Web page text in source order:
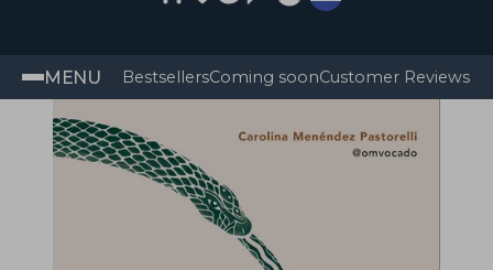
MENU BestsellersComing soonCustomer Reviews